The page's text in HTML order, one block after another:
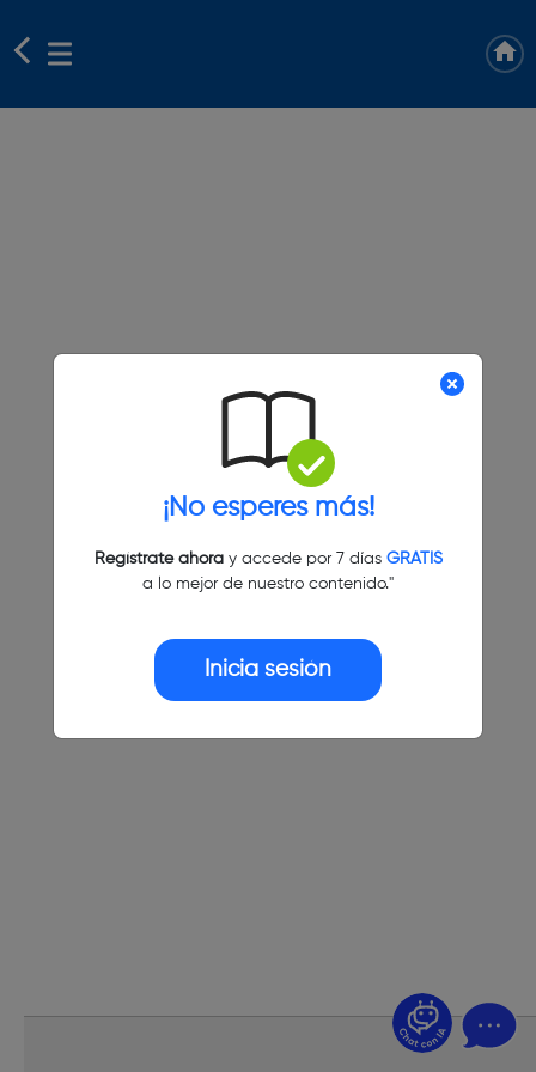
¡No esperes más!
Regístrate ahoray accede por 7 días GRATIS
a lo mejor de nuestro contenido."
Inicia sesión